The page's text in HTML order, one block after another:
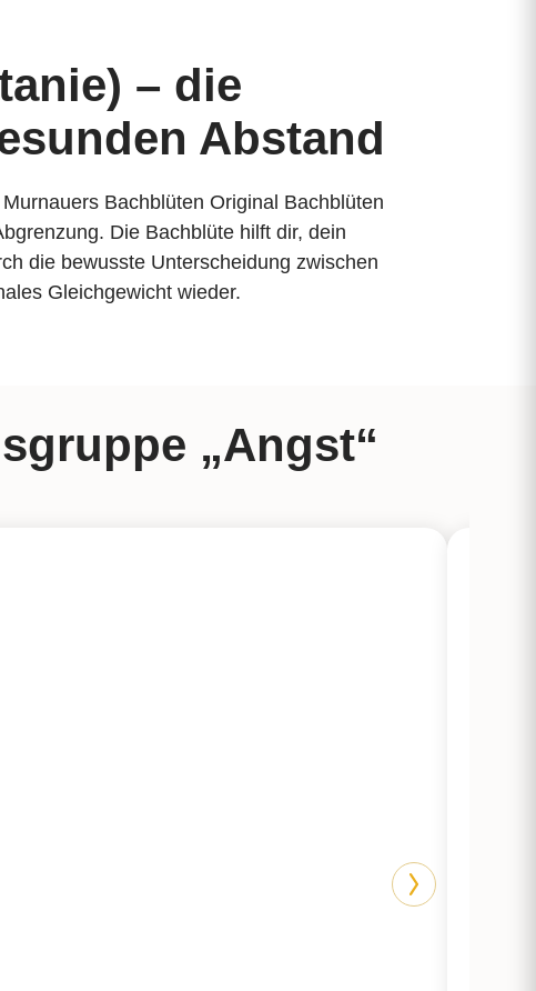
– die
Abstand
Bachblüten Original Bachblüten
Die Bachblüte hilft dir, dein
die bewusste Unterscheidung zwischen
Gleichgewicht wieder.
„Angst“